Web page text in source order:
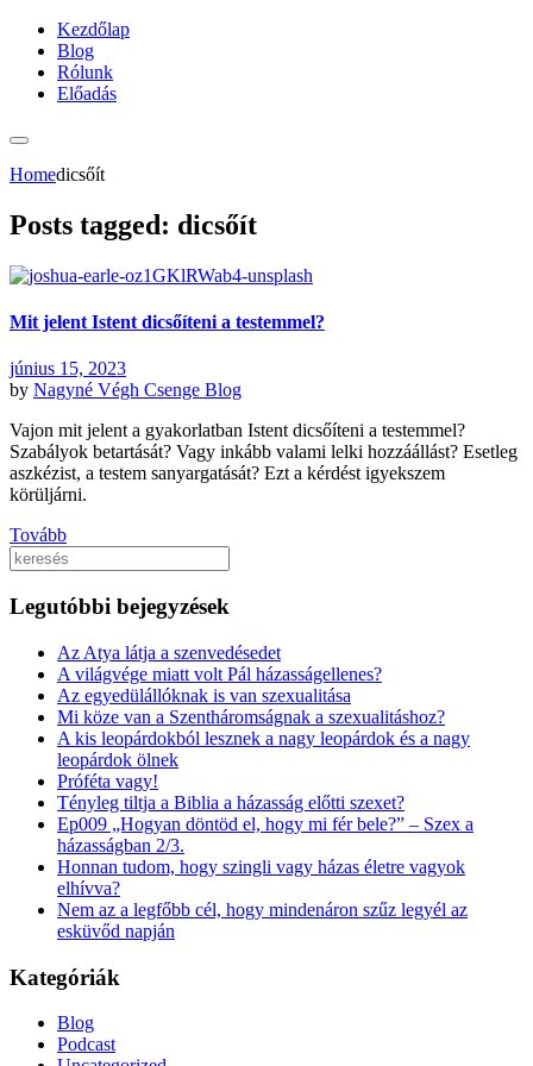
Kezdőlap
Blog
Rólunk
Előadás
Homedicsőít
Posts tagged: dicsőít
Mit jelent Istent dicsőíteni a testemmel?
június 15, 2023
by Nagyné Végh Csenge Blog
Vajon mit jelent a gyakorlatban Istent dicsőíteni a testemmel?
Szabályok betartását? Vagy inkább valami lelki hozzáállást? Esetleg
aszkézist, a testem sanyargatását? Ezt a kérdést igyekszem
körüljárni.
Tovább
Keresés
Legutóbbi bejegyzések
Az Atya látja a szenvedésedet
A világvége miatt volt Pál házasságellenes?
Az egyedülállóknak is van szexualitása
Mi köze van a Szentháromságnak a szexualitáshoz?
A kis leopárdokból lesznek a nagy leopárdok és a nagy
leopárdok ölnek
Próféta vagy!
Tényleg tiltja a Biblia a házasság előtti szexet?
Ep009 „Hogyan döntöd el, hogy mi fér bele?” – Szex a
házasságban 2/3.
Honnan tudom, hogy szingli vagy házas életre vagyok
elhívva?
Nem az a legfőbb cél, hogy mindenáron szűz legyél az
esküvőd napján
Kategóriák
Blog
Podcast